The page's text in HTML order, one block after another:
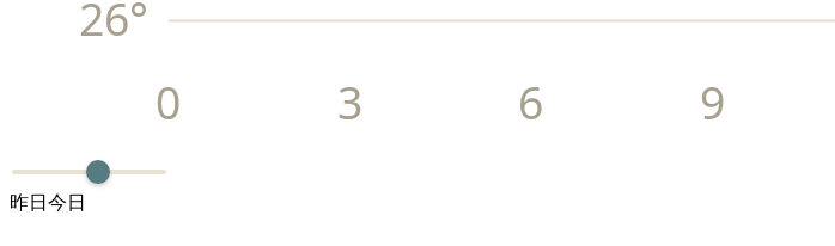
26°
0 3 6 9
昨日今日